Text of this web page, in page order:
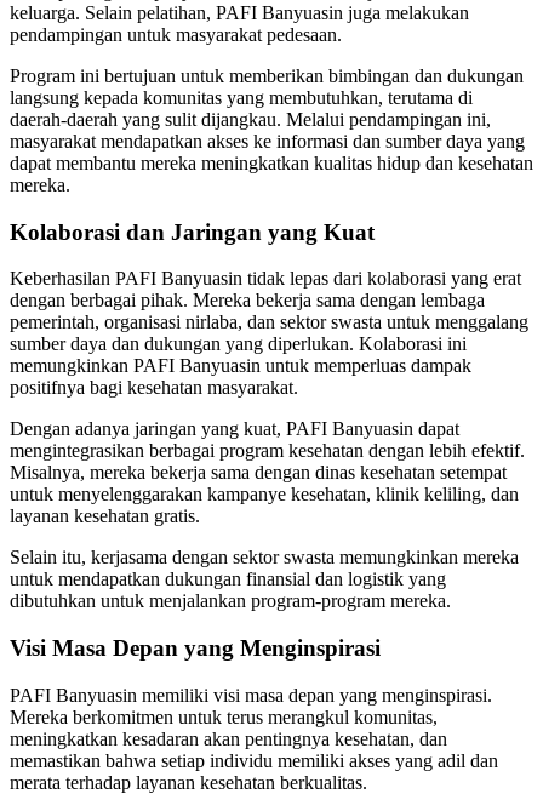
keluarga. Selain pelatihan, PAFI Banyuasin juga melakukan
pendampingan untuk masyarakat pedesaan.
Program ini bertujuan untuk memberikan bimbingan dan dukungan
langsung kepada komunitas yang membutuhkan, terutama di
daerah-daerah yang sulit dijangkau. Melalui pendampingan ini,
masyarakat mendapatkan akses ke informasi dan sumber daya yang
dapat membantu mereka meningkatkan kualitas hidup dan kesehatan
mereka.
Kolaborasi dan Jaringan yang Kuat
Keberhasilan PAFI Banyuasin tidak lepas dari kolaborasi yang erat
dengan berbagai pihak. Mereka bekerja sama dengan lembaga
pemerintah, organisasi nirlaba, dan sektor swasta untuk menggalang
sumber daya dan dukungan yang diperlukan. Kolaborasi ini
memungkinkan PAFI Banyuasin untuk memperluas dampak
positifnya bagi kesehatan masyarakat.
Dengan adanya jaringan yang kuat, PAFI Banyuasin dapat
mengintegrasikan berbagai program kesehatan dengan lebih efektif.
Misalnya, mereka bekerja sama dengan dinas kesehatan setempat
untuk menyelenggarakan kampanye kesehatan, klinik keliling, dan
layanan kesehatan gratis.
Selain itu, kerjasama dengan sektor swasta memungkinkan mereka
untuk mendapatkan dukungan finansial dan logistik yang
dibutuhkan untuk menjalankan program-program mereka.
Visi Masa Depan yang Menginspirasi
PAFI Banyuasin memiliki visi masa depan yang menginspirasi.
Mereka berkomitmen untuk terus merangkul komunitas,
meningkatkan kesadaran akan pentingnya kesehatan, dan
memastikan bahwa setiap individu memiliki akses yang adil dan
merata terhadap layanan kesehatan berkualitas.